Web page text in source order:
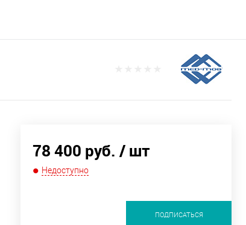
78 400 руб. / шт
Недоступно
ПОДПИСАТЬСЯ